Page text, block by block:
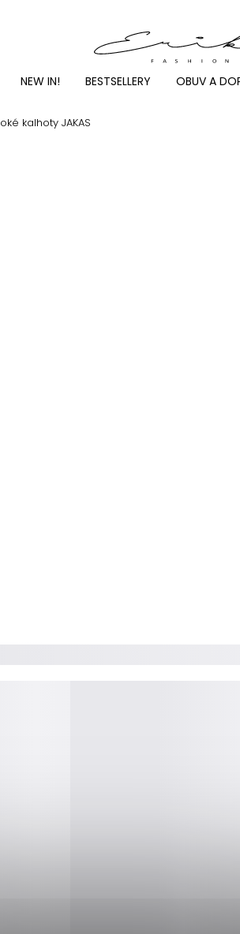
NEW IN! BESTSELLERY OBUV A
kalhoty JAKAS